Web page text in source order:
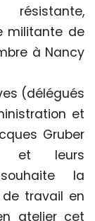
résistante,
militante de
à Nancy
(délégués
et
Gruber
et leurs
la
travail en
atelier cet